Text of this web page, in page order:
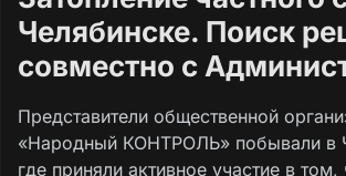
Челябинске. Поиск
совместно с
Представители общественной
«Народный КОНТРОЛЬ» побывали в
где приняли активное участие в